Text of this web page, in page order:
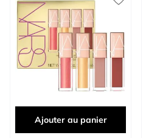
Ajouter au panier